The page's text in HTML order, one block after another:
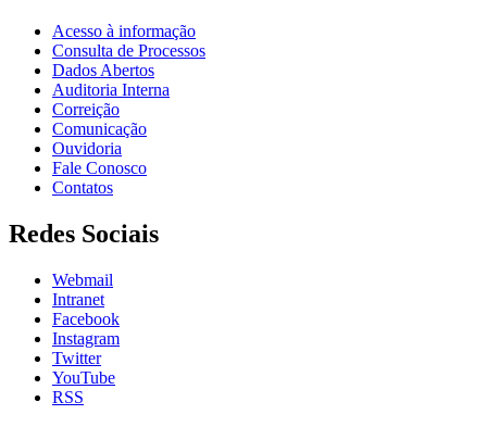
Acesso à informação
Consulta de Processos
Dados Abertos
Auditoria Interna
Correição
Comunicação
Ouvidoria
Fale Conosco
Contatos
Redes Sociais
Webmail
Intranet
Facebook
Instagram
Twitter
YouTube
RSS